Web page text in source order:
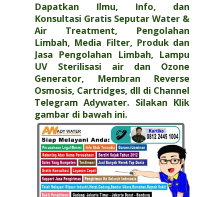
Dapatkan Ilmu, Info, dan
Konsultasi Gratis Seputar Water &
Air Treatment, Pengolahan
Limbah, Media Filter, Produk dan
Jasa Pengolahan Limbah, Lampu
UV Sterilisasi air dan Ozone
Generator, Membran Reverse
Osmosis, Cartridges, dll di Channel
Telegram Adywater. Silakan Klik
gambar di bawah ini.